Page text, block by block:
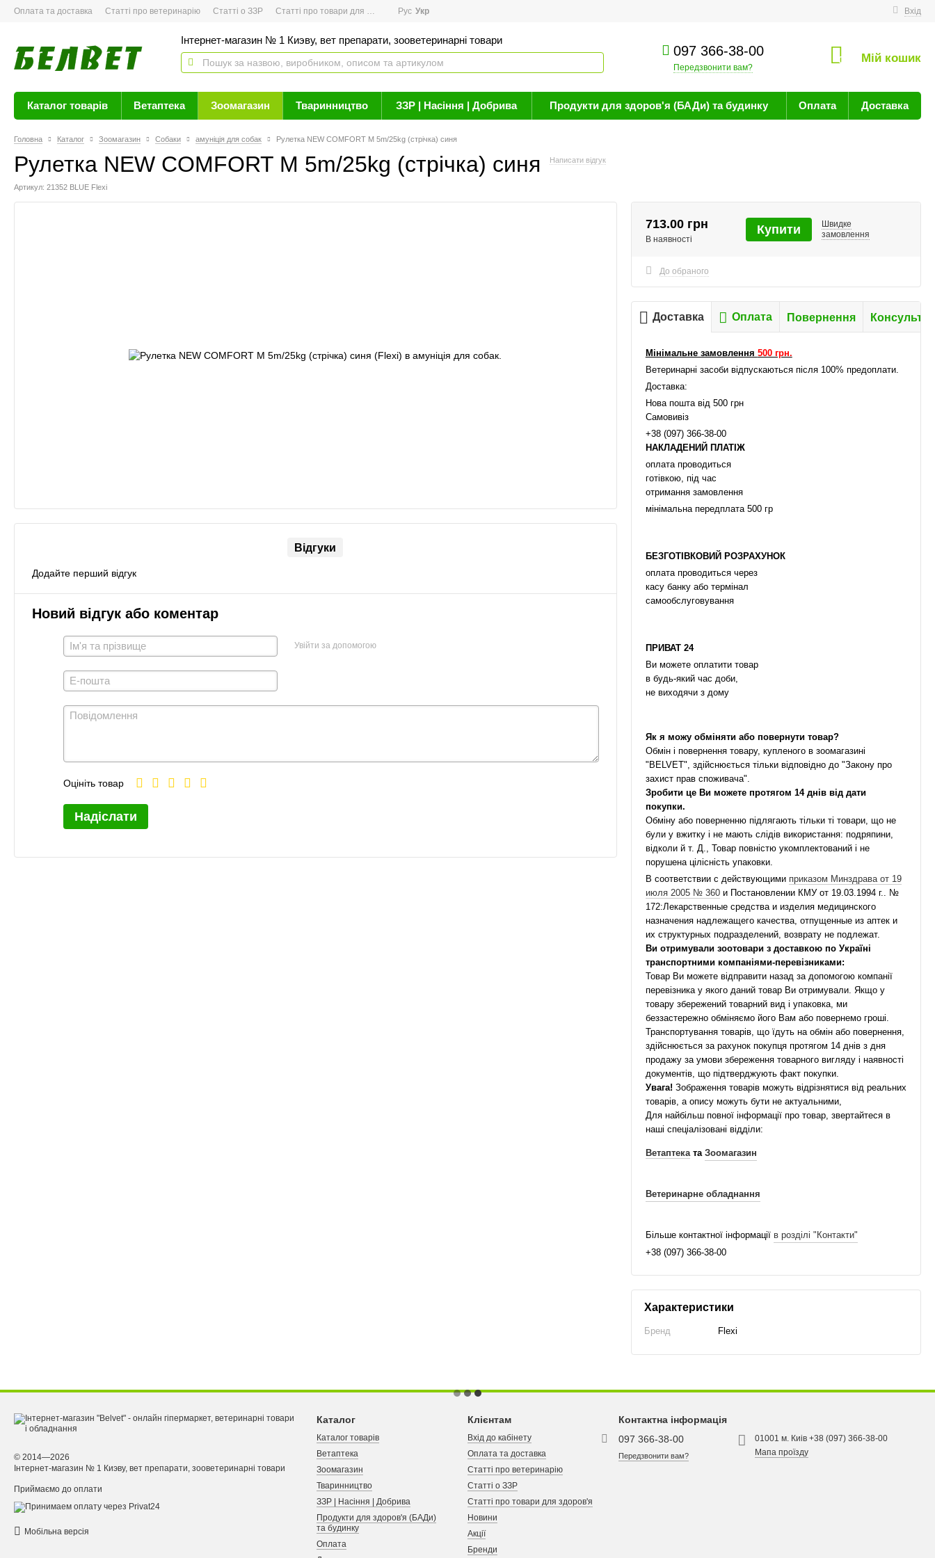
Оплата та доставка Статті про ветеринарію Статті о ЗЗР Статті про товари для здоров'я Новини Вхід
Рус Укр
Інтернет-магазин № 1 Киэву, вет препарати, зооветеринарні товари
097 366-38-00
Передзвонити вам?
0 Мій кошик
Каталог товарів Ветаптека Зоомагазин Тваринництво ЗЗР | Насіння | Добрива Продукти для здоров'я (БАДи) та будинку Оплата Доставка
Головна Каталог Зоомагазин Собаки амуніція для собак Рулетка NEW COMFORT M 5m/25kg (стрічка) синя
Рулетка NEW COMFORT M 5m/25kg (стрічка) синя Написати відгук
Артикул: 21352 BLUE Flexi
Відгуки
Додайте перший відгук
Новий відгук або коментар
Увійти за допомогою
Оцініть товар
Надіслати
713.00 грн
В наявності
Купити
Швидке
замовлення
До обраного
Доставка Оплата Повернення
Мінімальне замовлення 500 грн.
Ветеринарні засоби відпускаються після 100% предоплати.
Доставка:
Нова пошта від 500 грн
Самовивіз
+38 (097) 366-38-00
НАКЛАДЕНИЙ ПЛАТІЖ
оплата проводиться
готівкою, під час
отримання замовлення
мінімальна передплата 500 гр
БЕЗГОТІВКОВИЙ РОЗРАХУНОК
оплата проводиться через
касу банку або термінал
самообслуговування
ПРИВАТ 24
Ви можете оплатити товар
в будь-який час доби,
не виходячи з дому
Як я можу обміняти або повернути товар?
Обмін і повернення товару, купленого в зоомагазині
"BELVET", здійснюється тільки відповідно до "Закону про
захист прав споживача".
Зробити це Ви можете протягом 14 днів від дати
покупки.
Обміну або поверненню підлягають тільки ті товари, що не
були у вжитку і не мають слідів використання: подряпини,
відколи й т. Д., Товар повністю укомплектований і не
порушена цілісність упаковки.
В соответствии с действующими приказом Минздрава от 19
июля 2005 № 360и Постановлении КМУ от 19.03.1994 г.. №
172:Лекарственные средства и изделия медицинского
назначения надлежащего качества, отпущенные из аптек и
их структурных подразделений, возврату не подлежат.
Ви отримували зоотовари з доставкою по Україні
транспортними компаніями-перевізниками:
Товар Ви можете відправити назад за допомогою компанії
перевізника у якого даний товар Ви отримували. Якщо у
товару збережений товарний вид і упаковка, ми
беззастережно обміняємо його Вам або повернемо гроші.
Транспортування товарів, що їдуть на обмін або повернення,
здійснюється за рахунок покупця протягом 14 днів з дня
продажу за умови збереження товарного вигляду і наявності
документів, що підтверджують факт покупки.
Увага! Зображення товарів можуть відрізнятися від реальних
товарів, а опису можуть бути не актуальними,
Для найбільш повної інформації про товар, звертайтеся в
наші спеціалізовані відділи:
Ветаптеката Зоомагазин
Ветеринарне обладнання
Більше контактної інформації в розділі "Контакти"
+38 (097) 366-38-00
Характеристики
Бренд Flexi
© 2014—2026
Інтернет-магазин № 1 Киэву, вет препарати, зооветеринарні товари
Приймаємо до оплати
Мобільна версія
Каталог
Каталог товарів
Ветаптека
Зоомагазин
Тваринництво
ЗЗР | Насіння | Добрива
Продукти для здоров'я (БАДи)
та будинку
Оплата
Клієнтам
Вхід до кабінету
Оплата та доставка
Статті про ветеринарію
Статті о ЗЗР
Статті про товари для здоров'я
Новини
Акції
Бренди
Контактна інформація
097 366-38-00
Передзвонити вам?
01001 м. Киів +38 (097) 366-38-00
Мапа проїзду